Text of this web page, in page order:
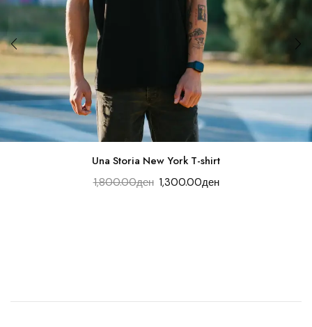
Una Storia New York T-shirt
1,800.00ден 1,300.00ден